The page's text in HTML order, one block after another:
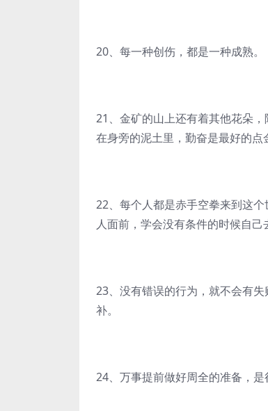
20、每一种创伤，都是一种成熟。
21、金矿的山上还有着其他花朵
在身旁的泥土里，勤奋是最好的点
22、每个人都是赤手空拳来到这
人面前，学会没有条件的时候自己
23、没有错误的行为，就不会有
补。
24、万事提前做好周全的准备，